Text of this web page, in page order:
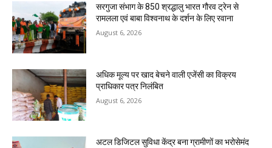
सरगुजा संभाग के 850 श्रद्धालु भारत गौरव ट्रेन से
रामलला एवं बाबा विश्वनाथ के दर्शन के लिए रवाना
August 6, 2026
अधिक मूल्य पर खाद बेचने वाली एजेंसी का विक्रय
प्राधिकार पत्र निलंबित
August 6, 2026
अटल डिजिटल सुविधा केंद्र बना ग्रामीणों का भरोसेमंद